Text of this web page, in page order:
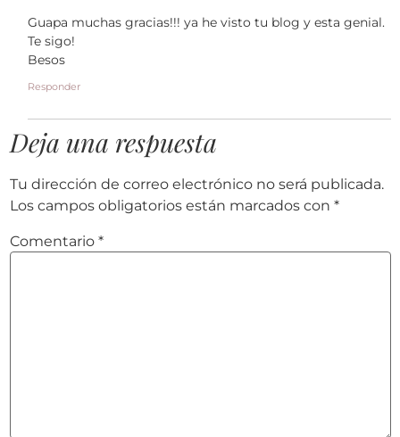
Guapa muchas gracias!!! ya he visto tu blog y esta genial.
Te sigo!
Besos
Responder
Deja una respuesta
Tu dirección de correo electrónico no será publicada.
Los campos obligatorios están marcados con *
Comentario *